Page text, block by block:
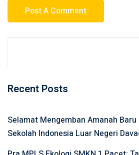
Recent Posts
Selamat Mengemban Amanah Baru
Sekolah Indonesia Luar Negeri